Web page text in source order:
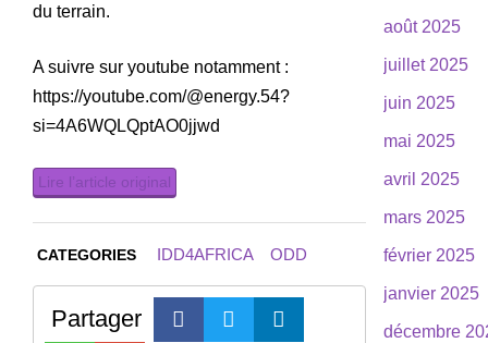
du terrain.
A suivre sur youtube notamment :
https://youtube.com/@energy.54?
si=4A6WQLQptAO0jjwd
Lire l’article original
CATEGORIES IDD4AFRICA ODD
Partager
août 2025
juillet 2025
juin 2025
mai 2025
avril 2025
mars 2025
février 2025
janvier 2025
décembre